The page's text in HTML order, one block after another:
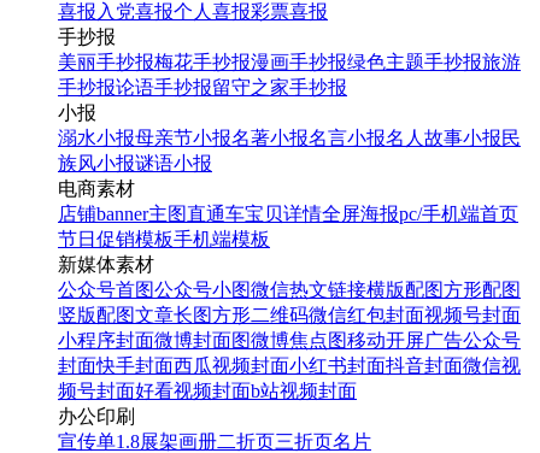
喜报 入党喜报个人喜报彩票喜报
手抄报
美丽手抄报梅花手抄报漫画手抄报绿色主题手抄报旅游
手抄报论语手抄报留守之家手抄报
小报
溺水小报母亲节小报名著小报名言小报名人故事小报民
族风小报谜语小报
电商素材
店铺banner主图直通车宝贝详情全屏海报pc/手机端首页
节日促销模板手机端模板
新媒体素材
公众号首图公众号小图微信热文链接横版配图方形配图
竖版配图文章长图方形二维码微信红包封面视频号封面
小程序封面微博封面图微博焦点图移动开屏广告公众号
封面快手封面西瓜视频封面小红书封面抖音封面微信视
频号封面好看视频封面b站视频封面
办公印刷
宣传单1.8展架画册二折页三折页名片